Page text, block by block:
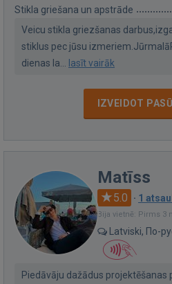
Stikla griešana un apstrāde
Veicu stikla griezšanas
stiklus pec jūsu
dienas la... lasīt vairāk
IZVEIDOT
Matīss
5.0 · 1
Bija vietnē: Pirms 3
Latviski, По-
Piedāvāju dažādus projektēšanas